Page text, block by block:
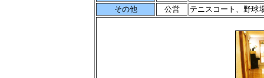
その他
公営 テニスコート、野球